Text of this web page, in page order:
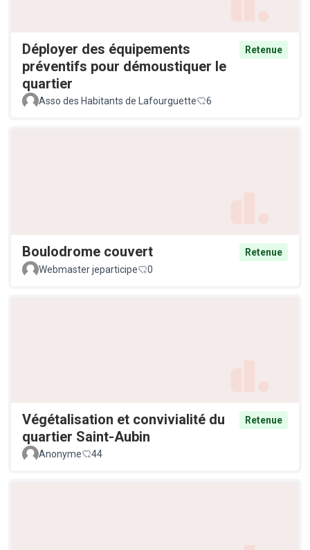
Déployer des équipements
préventifs pour démoustiquer le
quartier
Retenue
Asso des Habitants de Lafourguette 6
Boulodrome couvert
Retenue
Webmaster jeparticipe
0
Végétalisation et convivialité du
quartier Saint-Aubin
Retenue
Anonyme 44